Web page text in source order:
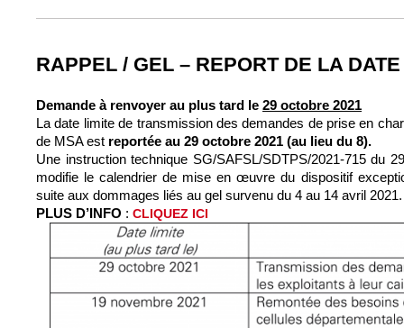
RAPPEL / GEL – REPORT DE LA
Demande à renvoyer au plus tard le 29 octobre 2021
La date limite de transmission des demandes de prise en
de MSA est reportée au 29 octobre 2021 (au lieu du 8).
Une instruction technique SG/SAFSL/SDTPS/2021-715 du
modifie le calendrier de mise en œuvre du dispositif
suite aux dommages liés au gel survenu du 4 au 14 avril 2021.
PLUS D’INFO : CLIQUEZ ICI